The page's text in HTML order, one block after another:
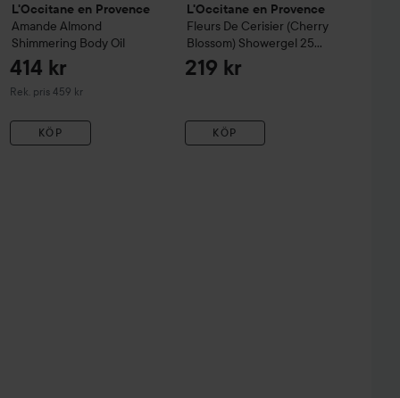
L'Occitane en Provence
Amande Almond
Shimmering Body Oil
414 kr
Rek. pris 459 kr
Rekommenderat pris 459 kr
KÖP
L'Occitane en Provence
Fleurs De Cerisier (Cherry
Blossom) Showergel 250
ml
219 kr
KÖP